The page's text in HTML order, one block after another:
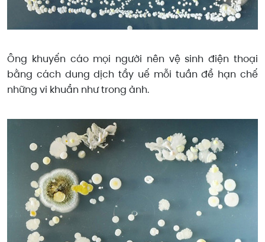
Ông khuyến cáo mọi người nên vệ sinh điện thoại
bằng cách dung dịch tẩy uế mỗi tuần để hạn chế
những vi khuẩn như trong ảnh.